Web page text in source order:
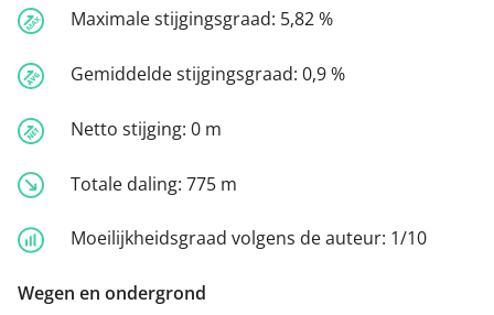
Maximale stijgingsgraad: 5,82 %
Gemiddelde stijgingsgraad: 0,9 %
Netto stijging: 0 m
Totale daling: 775 m
Moeilijkheidsgraad volgens de auteur: 1/10
Wegen en ondergrond